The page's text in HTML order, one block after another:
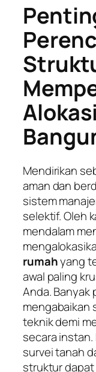
Mendirikan
aman dan
sistem
selektif. Oleh
mendalam
rumahyang
awal paling
Anda. Banyak
mengabaikan
teknik demi
secara
survei tanah
struktur dapat